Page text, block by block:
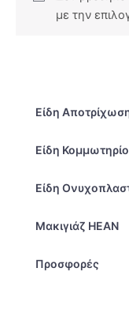
Είδη
Είδη
Είδη
Μακιγιάζ HEAN
Προσφορές
με την